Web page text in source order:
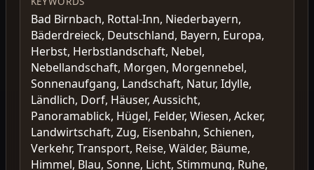
Bad Birnbach, Rottal-Inn, Niederbayern,
Bäderdreieck, Deutschland, Bayern, Europa,
Herbst, Herbstlandschaft, Nebel,
Nebellandschaft, Morgen, Morgennebel,
Sonnenaufgang, Landschaft, Natur, Idylle,
Ländlich, Dorf, Häuser, Aussicht,
Panoramablick, Hügel, Felder, Wiesen, Acker,
Landwirtschaft, Zug, Eisenbahn, Schienen,
Verkehr, Transport, Reise, Wälder, Bäume,
Himmel, Blau, Sonne, Licht, Stimmung, Ruhe,